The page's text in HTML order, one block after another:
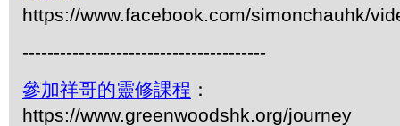
https://www.facebook.com/simonchauhk/
---------------------------------------
參加祥哥的靈修課程 ：
https://www.greenwoodshk.org/journey